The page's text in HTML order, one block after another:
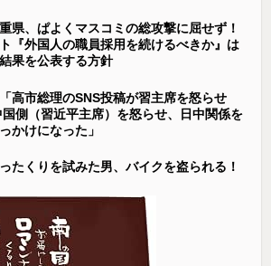
県、ぱよくマスコミの総攻撃に屈せず！
『外国人の職員採用を続けるべきか』は
果を公表する方針
高市総理のSNS投稿が習主席を怒らせ
側（習近平主席）を怒らせ、日中関係を
かけになった」
たくりを試みた男、バイクを盗られる！